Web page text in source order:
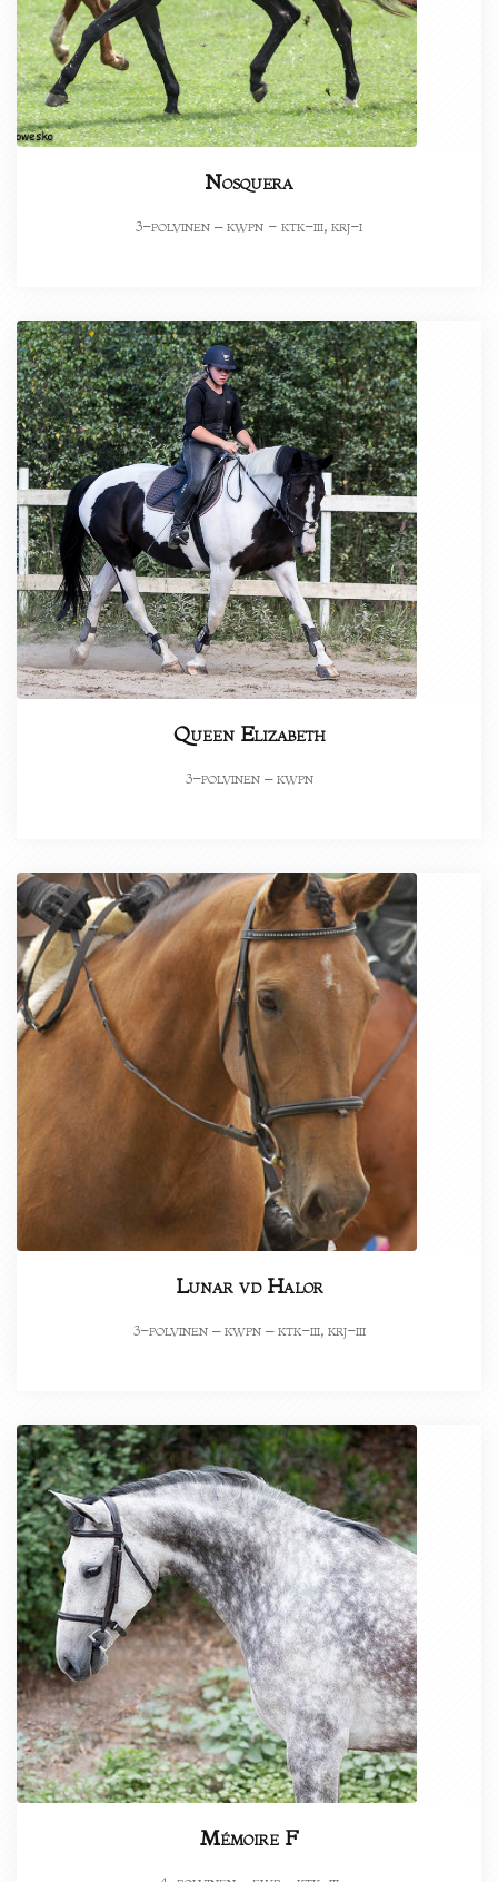
Nosquera
3-polvinen – kwpn - ktk-iii, krj-i
Queen Elizabeth
3-polvinen – kwpn
Lunar vd Halor
3-polvinen – kwpn – ktk-iii, krj-iii
Mémoire F